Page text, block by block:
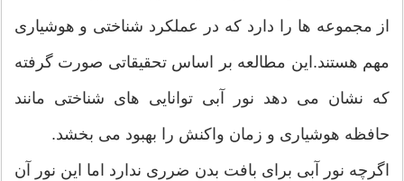
از مجموعه ها را دارد که در عملکرد شناختی و هوشیاری
مهم هستند.این مطالعه بر اساس تحقیقاتی صورت گرفته
که نشان می دهد نور آبی توانایی های شناختی مانند
حافظه هوشیاری و زمان واکنش را بهبود می بخشد.
اگرچه نور آبی برای بافت بدن ضرری ندارد اما این نور آن